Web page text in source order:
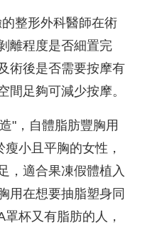
整形外科醫師在術
離程度是否細置完
術後是否需要按摩有
間足夠可減少按摩。
"，自體脂肪豐胸用
小且平胸的女性，
，適合果凍假體植入
用在想要抽脂塑身同
杯又有脂肪的人，